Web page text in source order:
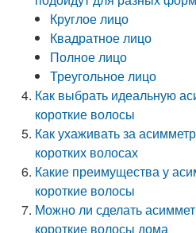
Круглое лицо
Квадратное лицо
Полное лицо
Треугольное лицо
Как выбрать идеальную
короткие волосы
Как ухаживать за
коротких волосах
Какие преимущества у
короткие волосы
Можно ли сделать
короткие волосы дома